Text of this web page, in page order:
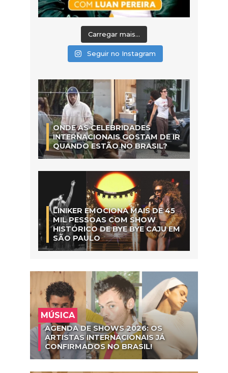
Carregar mais...
Seguir no Instagram
ONDE AS CELEBRIDADES
INTERNACIONAIS GOSTAM DE IR
QUANDO ESTÃO NO BRASIL?
LINIKER EMOCIONA MAIS DE 45
MIL PESSOAS COM SHOW
HISTÓRICO DE BYE BYE CAJU EM
SÃO PAULO
MÚSICA
AGENDA DE SHOWS 2026: OS
ARTISTAS INTERNACIONAIS JÁ
CONFIRMADOS NO BRASIL!